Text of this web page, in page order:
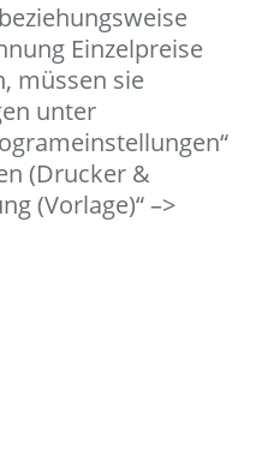
Einzelpreise
müssen sie
unter
(Drucker &
(Vorlage)“ –>